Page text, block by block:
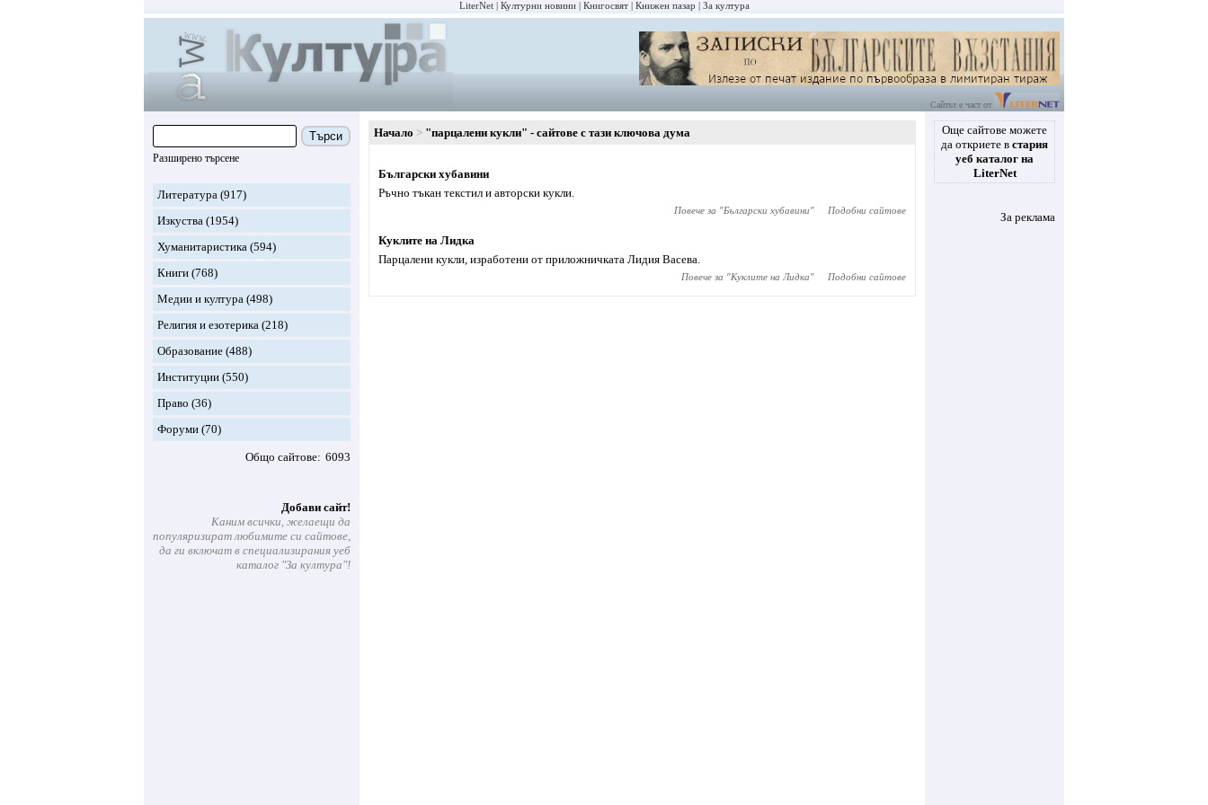
LiterNet Културни новини Книгосвят Книжен пазар За култура
Сайтът е част от
Търси
Разширено търсене
Литература (917)
Изкуства (1954)
Хуманитаристика (594)
Книги (768)
Медии и култура (498)
Религия и езотерика (218)
Образование (488)
Институции (550)
Право (36)
Форуми (70)
Общо сайтове 6093
Добави сайт!
Каним всички, желаещи да
популяризират любимите си сайтове,
да ги включат в специализирания уеб
каталог "За култура"!
Начало "парцалени кукли" - сайтове с тази ключова дума
Български хубавини
Ръчно тъкан текстил и авторски кукли.
Повече за "Български хубавини" Подобни сайтове
Куклите на Лидка
Парцалени кукли, изработени от приложничката Лидия Васева.
Повече за "Куклите на Лидка" Подобни сайтове
Още сайтове можете
да откриете в стария
уеб каталог на
LiterNet
За реклама